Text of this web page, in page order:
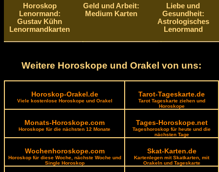
Horoskop
Lenormand:
Gustav Kühn
Lenormandkarten
Geld und Arbeit:
Medium Karten
Liebe und
Gesundheit:
Astrologisches
Lenormand
Weitere Horoskope und Orakel von uns:
Horoskop-Orakel.de
Viele kostenlose Horoskope und Orakel
Tarot-Tageskarte.de
Tarot Tageskarte ziehen und
Horoskope
Monats-Horoskope.com
Horoskope für die nächsten 12 Monate
Tages-Horoskope.net
Tageshoroskop für heute und die
nächsten Tage
Wochenhoroskope.com
Horoskop für diese Woche, nächste Woche und
Single Horoskop
Skat-Karten.de
Kartenlegen mit Skatkarten, mit
Orakeln und Tageskarte